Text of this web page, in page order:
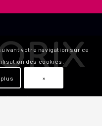
qui accompagne les
votre navigation sur ce
des cookies.
×